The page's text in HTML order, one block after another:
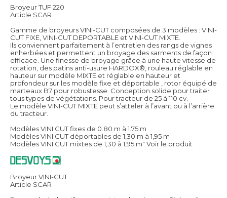
Broyeur TUF 220
Article SCAR
Gamme de broyeurs VINI-CUT composées de 3 modèles : VINI-
CUT FIXE, VINI-CUT DEPORTABLE et VINI-CUT MIXTE.
Ils conviennent parfaitement à l’entretien des rangs de vignes
enherbées et permettent un broyage des sarments de façon
efficace. Une finesse de broyage grâce à une haute vitesse de
rotation, des patins anti-usure HARDOX®, rouleau réglable en
hauteur sur modèle MIXTE et réglable en hauteur et
profondeur sur les modèle fixe et déportable , rotor équipé de
marteaux B7 pour robustesse. Conception solide pour traiter
tous types de végétations. Pour tracteur de 25 à 110 cv.
Le modèle VINI-CUT MIXTE peut s’atteler à l’avant ou à l’arrière
du tracteur.
Modèles VINI CUT fixes de 0.80 m à 1.75 m
Modèles VINI CUT déportables de 1,30 m à 1,95 m
Modèles VINI CUT mixtes de 1,30 à 1,95 m" Voir le produit
Broyeur VINI-CUT
Article SCAR